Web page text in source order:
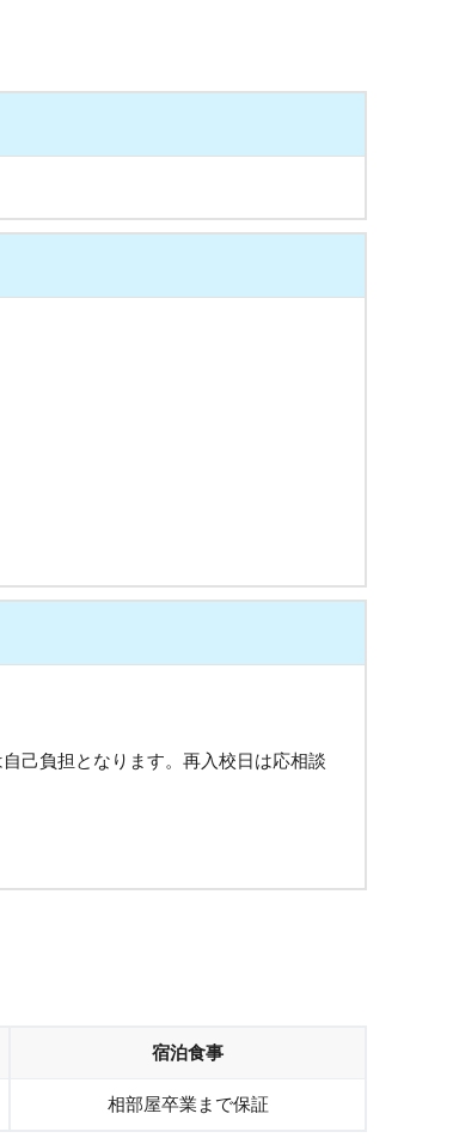
己負担となります。再入校日は応相談
宿泊食事
相部屋卒業まで保証